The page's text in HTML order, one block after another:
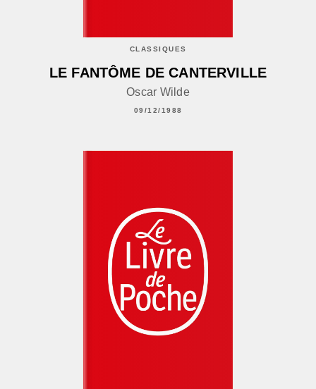
CLASSIQUES
LE FANTÔME DE CANTERVILLE
Oscar Wilde
09/12/1988